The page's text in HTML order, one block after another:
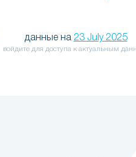
данные на 23 July 2025
войдите для доступа к актуальным